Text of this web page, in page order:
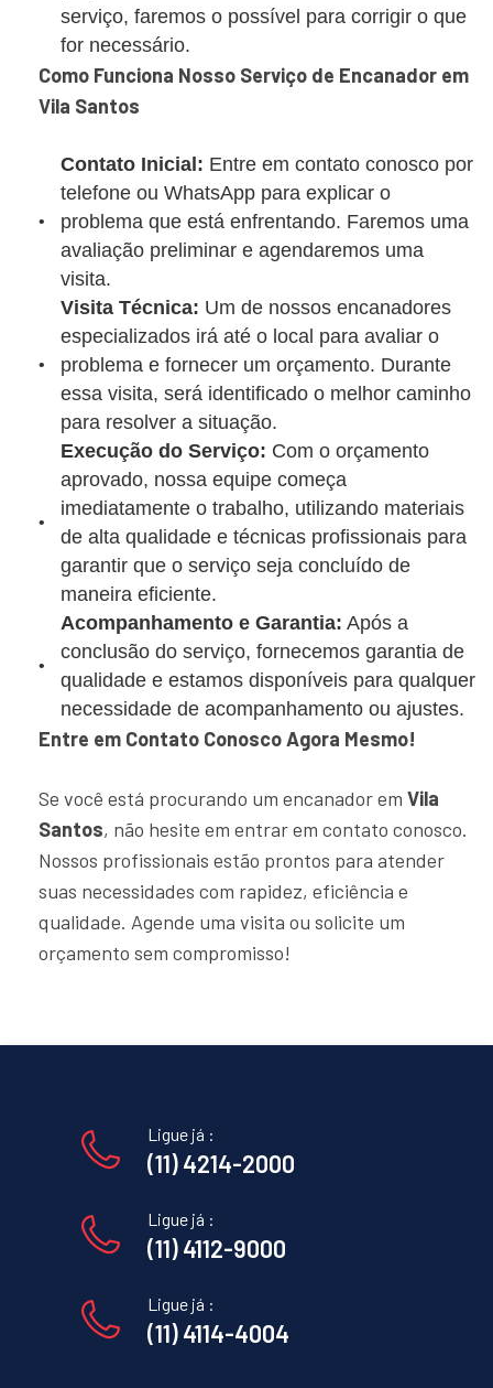
serviço, faremos o possível para corrigir o que
for necessário.
Como Funciona Nosso Serviço de Encanador em
Vila Santos
Contato Inicial: Entre em contato conosco por
telefone ou WhatsApp para explicar o
problema que está enfrentando. Faremos uma
avaliação preliminar e agendaremos uma
visita.
Visita Técnica: Um de nossos encanadores
especializados irá até o local para avaliar o
problema e fornecer um orçamento. Durante
essa visita, será identificado o melhor caminho
para resolver a situação.
Execução do Serviço: Com o orçamento
aprovado, nossa equipe começa
imediatamente o trabalho, utilizando materiais
de alta qualidade e técnicas profissionais para
garantir que o serviço seja concluído de
maneira eficiente.
Acompanhamento e Garantia: Após a
conclusão do serviço, fornecemos garantia de
qualidade e estamos disponíveis para qualquer
necessidade de acompanhamento ou ajustes.
Entre em Contato Conosco Agora Mesmo!
Se você está procurando um encanador em Vila
Santos, não hesite em entrar em contato conosco.
Nossos profissionais estão prontos para atender
suas necessidades com rapidez, eficiência e
qualidade. Agende uma visita ou solicite um
orçamento sem compromisso!
Ligue já :
(11) 4214-2000
Ligue já :
(11) 4112-9000
Ligue já :
(11) 4114-4004